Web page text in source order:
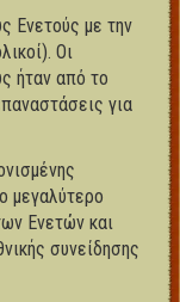
Ενετούς με την
Οι
ήταν από το
για
μεγαλύτερο
Ενετών και
συνείδησης